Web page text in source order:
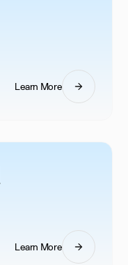
Learn More
Learn More